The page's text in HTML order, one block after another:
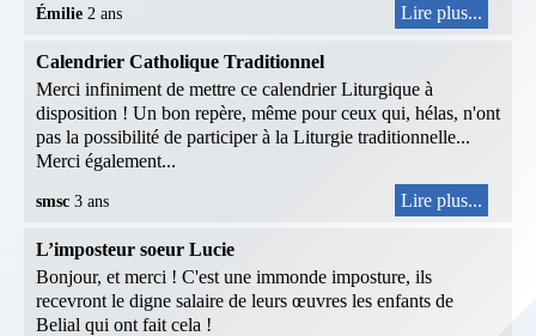
Émilie 2 ans Lire plus...
Calendrier Catholique Traditionnel
Merci infiniment de mettre ce calendrier Liturgique à
disposition ! Un bon repère, même pour ceux qui, hélas, n'ont
pas la possibilité de participer à la Liturgie traditionnelle...
Merci également...
smsc 3 ans Lire plus...
L’imposteur soeur Lucie
Bonjour, et merci ! C'est une immonde imposture, ils
recevront le digne salaire de leurs œuvres les enfants de
Belial qui ont fait cela !